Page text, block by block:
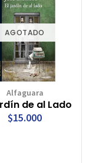
AGOTADO
Alfaguara
de al Lado
$15.000